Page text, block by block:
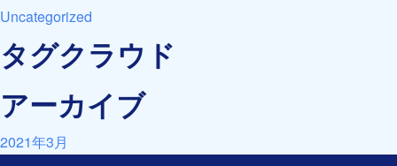
Uncategorized
タグクラウド
アーカイブ
2021年3月